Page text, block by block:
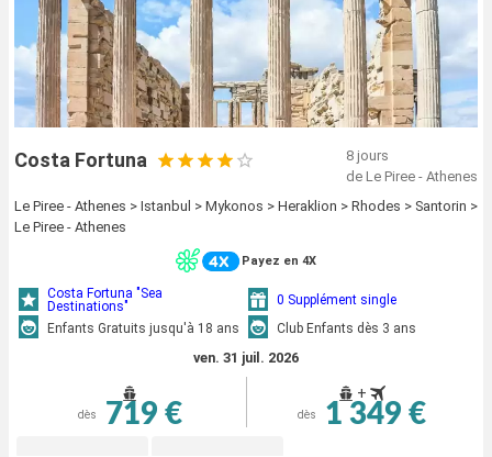
Costa Fortuna
8 jours
de Le Piree - Athenes
Le Piree - Athenes > Istanbul > Mykonos > Heraklion > Rhodes > Santorin >
Le Piree - Athenes
Payez en 4X
Costa Fortuna "Sea
Destinations"
0 Supplément single
Enfants Gratuits jusqu'à 18 ans
Club Enfants dès 3 ans
ven. 31 juil. 2026
dès 719 €
+
dès 1 349 €